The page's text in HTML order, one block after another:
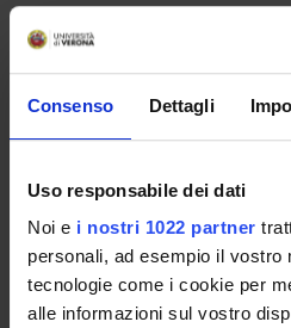
Consenso Dettagli
Uso responsabile dei dati
Noi e i nostri 1022 partner
personali, ad esempio il vostro
tecnologie come i cookie per
alle informazioni sul vostro
Italian
PERIODO DIDATTICO dal Mar
LESSON TIMETABLE
Go to lesson schedule